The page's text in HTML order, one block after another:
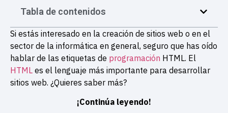
Tabla de contenidos
Si estás interesado en la creación de sitios web o en el
sector de la informática en general, seguro que has oído
hablar de las etiquetas de programación HTML. El
HTML es el lenguaje más importante para desarrollar
sitios web. ¿Quieres saber más?
¡Continúa leyendo!